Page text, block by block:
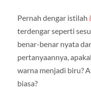
Pernah dengar istilah
terdengar seperti
benar-benar nyata
pertanyaannya,
warna menjadi biru?
biasa?